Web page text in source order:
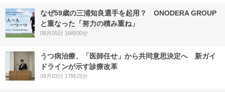
なぜ59歳の三浦知良選手を起用？ ONODERA GROUP
と重なった「努力の積み重ね」
08月05日 16時00分
うつ病治療、「医師任せ」から共同意思決定へ 新ガイ
ドラインが示す診療改革
08月03日 17時25分